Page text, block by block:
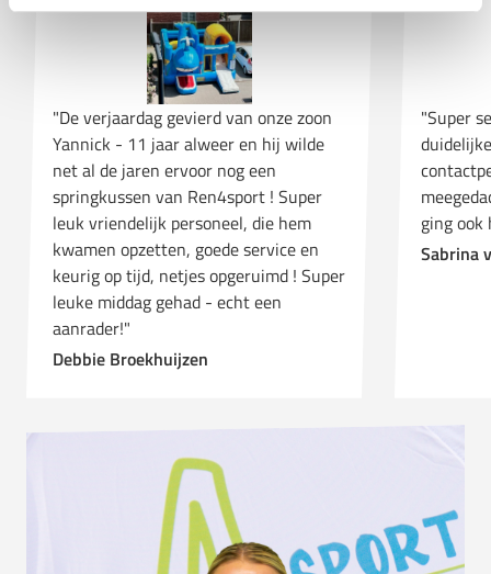
"De verjaardag gevierd van onze zoon
Yannick - 11 jaar alweer en hij wilde
net al de jaren ervoor nog een
springkussen van Ren4sport ! Super
leuk vriendelijk personeel, die hem
kwamen opzetten, goede service en
keurig op tijd, netjes opgeruimd ! Super
leuke middag gehad - echt een
aanrader!"
Debbie Broekhuijzen
"Super
ging ook
Sabrina